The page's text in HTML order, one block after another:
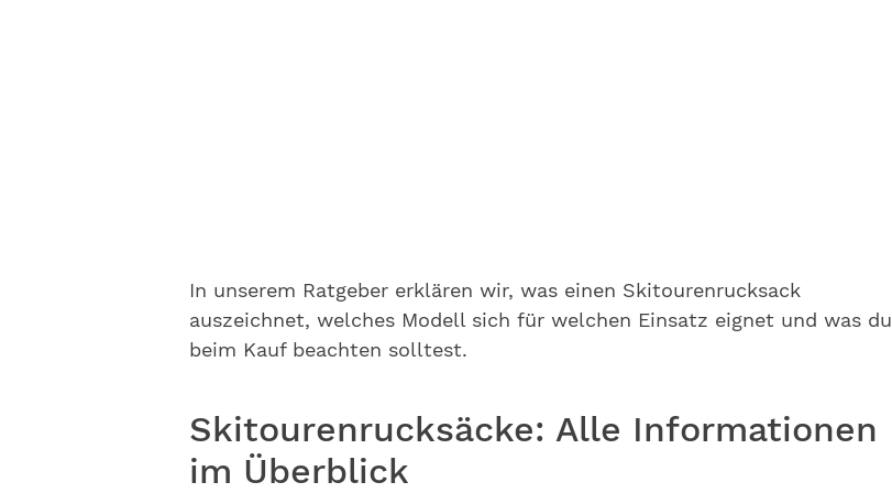
In unserem Ratgeber erklären wir, was einen Skitourenrucksack
auszeichnet, welches Modell sich für welchen Einsatz eignet und was du
beim Kauf beachten solltest.
Skitourenrucksäcke: Alle Informationen
im Überblick